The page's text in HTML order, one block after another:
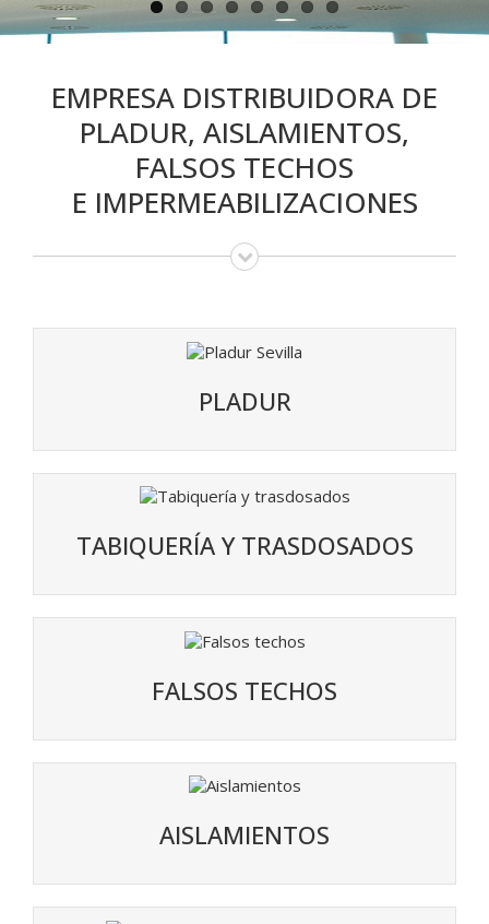
EMPRESA DISTRIBUIDORA DE
PLADUR, AISLAMIENTOS,
FALSOS TECHOS
E IMPERMEABILIZACIONES
PLADUR
TABIQUERÍA Y TRASDOSADOS
FALSOS TECHOS
AISLAMIENTOS